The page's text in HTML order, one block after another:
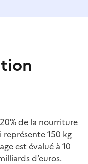
de la nourriture
150 kg
est évalué à 10
d’euros.